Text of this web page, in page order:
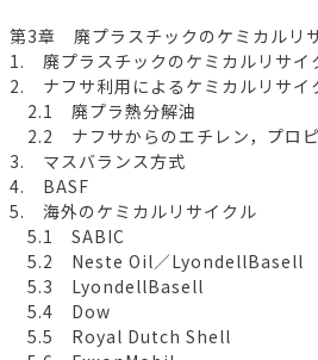
第3章 廃プラスチックのケミカルリ
1. 廃プラスチックのケミカルリサイ
2. ナフサ利用によるケミカルリサイ
2.1 廃プラ熱分解油
2.2 ナフサからのエチレン，プロ
3. マスバランス方式
4. BASF
5. 海外のケミカルリサイクル
5.1 SABIC
5.2 Neste Oil／LyondellBasell
5.3 LyondellBasell
5.4 Dow
5.5 Royal Dutch Shell